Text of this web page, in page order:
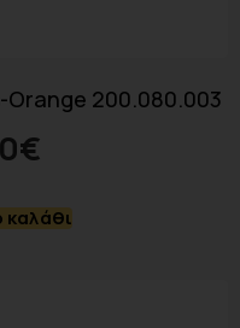
Orange 200.080.003
€